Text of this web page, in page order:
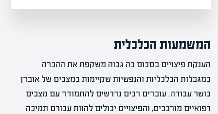
המשמעות הכלכלית
הענקת פיצויים בסכום כה גבוה משקפת את ההכרה
במגבלות הכלכליות והנפשיות שקיימות במצבים של אובדן
כושר עבודה. עובדים רבים נדרשים להתמודד עם מצבים
רפואיים מורכבים, והפיצויים יכולים להוות עבורם תמיכה